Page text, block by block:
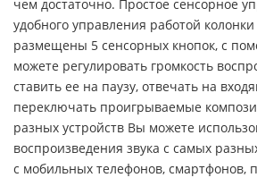
чем достаточно. Простое сенсорное
удобного управления работой
размещены 5 сенсорных кнопок, с
можете регулировать громкость
ставить ее на паузу, отвечать на
переключать проигрываемые
разных устройств Вы можете
воспроизведения звука с самых
с мобильных телефонов, смартфонов,